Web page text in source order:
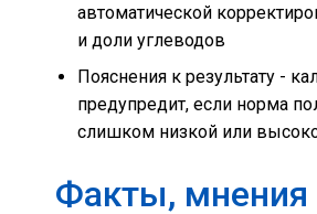
автоматической
и доли углеводов
Пояснения к результату -
предупредит, если норма
слишком низкой или
Факты, мнения